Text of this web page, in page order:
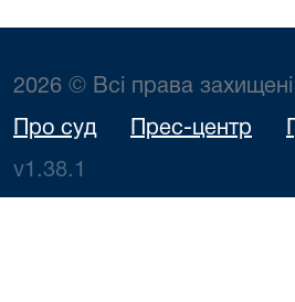
2026 © Всі права захищені
Про суд Прес-центр
v1.38.1